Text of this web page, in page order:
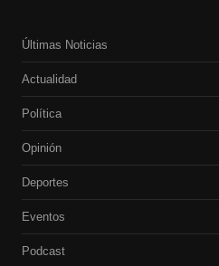
Últimas Noticias
Actualidad
Política
Opinión
Deportes
Eventos
Podcast